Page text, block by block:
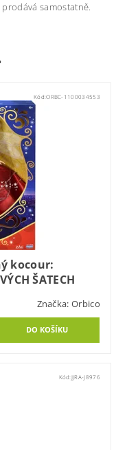
samostatně.
Kód:ORBC-1100034553
kocour:
ŠATECH
Značka:Orbico
Kód: JJRA-J8976